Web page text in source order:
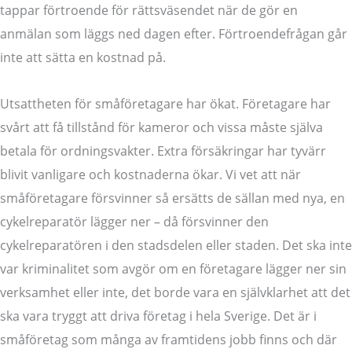
tappar förtroende för rättsväsendet när de gör en
anmälan som läggs ned dagen efter. Förtroendefrågan går
inte att sätta en kostnad på.
Utsattheten för småföretagare har ökat. Företagare har
svårt att få tillstånd för kameror och vissa måste själva
betala för ordningsvakter. Extra försäkringar har tyvärr
blivit vanligare och kostnaderna ökar. Vi vet att när
småföretagare försvinner så ersätts de sällan med nya, en
cykelreparatör lägger ner – då försvinner den
cykelreparatören i den stadsdelen eller staden. Det ska inte
var kriminalitet som avgör om en företagare lägger ner sin
verksamhet eller inte, det borde vara en självklarhet att det
ska vara tryggt att driva företag i hela Sverige. Det är i
småföretag som många av framtidens jobb finns och där